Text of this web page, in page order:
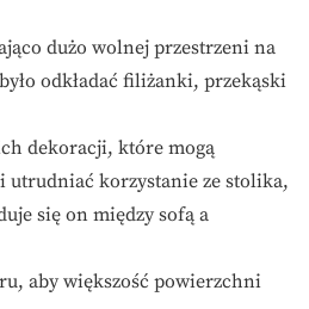
dużo wolnej przestrzeni na
odkładać filiżanki, przekąski
dekoracji, które mogą
utrudniać korzystanie ze stolika,
się on między sofą a
aby większość powierzchni